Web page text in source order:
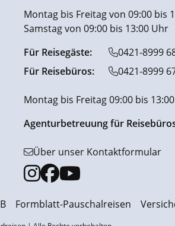
Montag bis Freitag von 09:00 bis
Samstag von 09:00 bis 13:00 Uhr
Für Reisegäste:
0421-8999
Für Reisebüros:
0421-8999
Montag bis Freitag 09:00 bis
Agenturbetreuung für
Über unser Kontaktformular
Formblatt-Pauschalreisen